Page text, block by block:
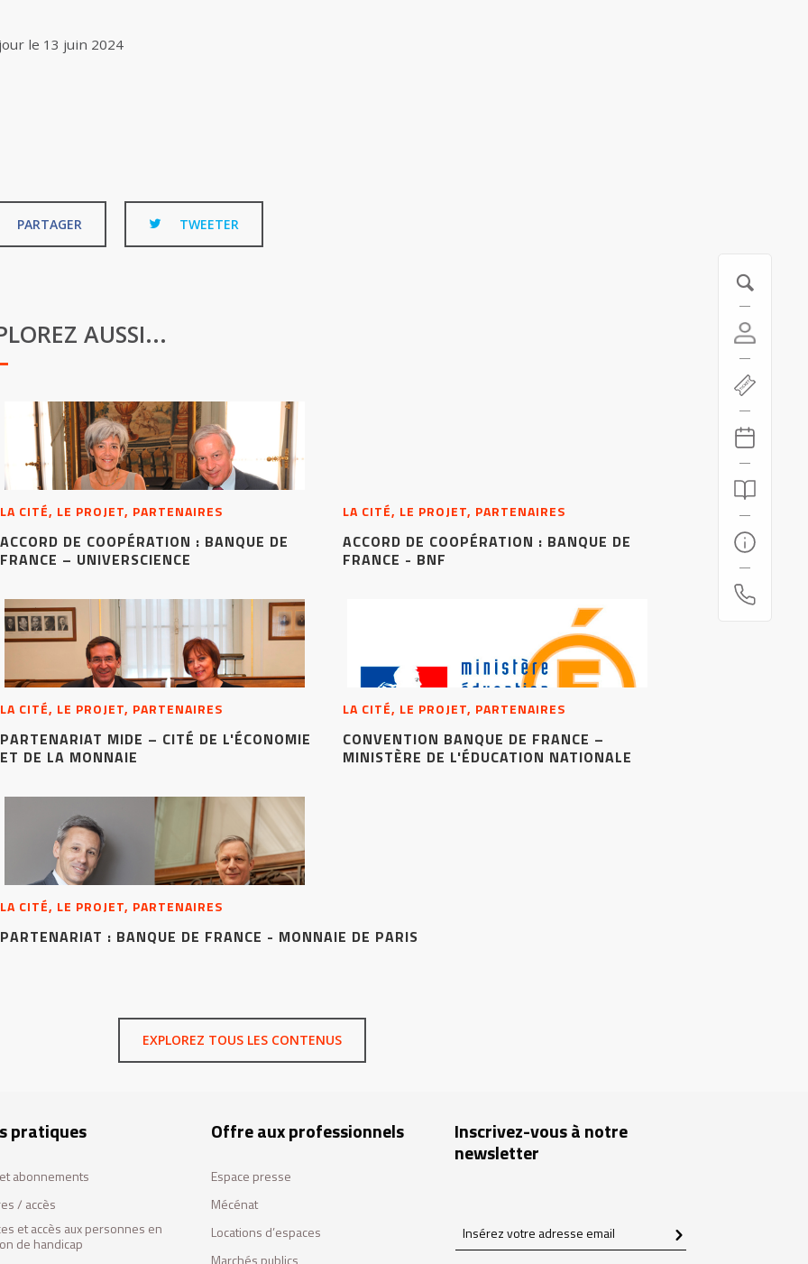
le 13 juin 2024
PARTAGER TWEETER
AUSSI...
LA CITÉ, LE PROJET, PARTENAIRES
ACCORD DE COOPÉRATION : BANQUE DE
FRANCE – UNIVERSCIENCE
LA CITÉ, LE PROJET, PARTENAIRES
ACCORD DE COOPÉRATION : BANQUE DE
FRANCE - BNF
LA CITÉ, LE PROJET, PARTENAIRES
PARTENARIAT MIDE – CITÉ DE L'ÉCONOMIE
ET DE LA MONNAIE
LA CITÉ, LE PROJET, PARTENAIRES
CONVENTION BANQUE DE FRANCE –
MINISTÈRE DE L'ÉDUCATION NATIONALE
LA CITÉ, LE PROJET, PARTENAIRES
PARTENARIAT : BANQUE DE FRANCE - MONNAIE DE PARIS
EXPLOREZ TOUS LES CONTENUS
pratiques
abonnements
/ accès
et accès aux personnes en
de handicap
Offre aux professionnels
Espace presse
Mécénat
Locations d’espaces
Marchés publics
Inscrivez-vous à notre
newsletter
Insérez
votre